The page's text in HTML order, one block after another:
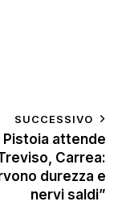
SUCCESSIVO
Pistoia attende
Carrea:
durezza e
nervi saldi”